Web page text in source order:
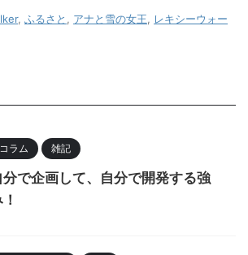
, ふるさと アナと雪の女王
レキシーウォー
コラム 雑記
分で企画して、自分で開発する強